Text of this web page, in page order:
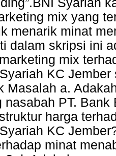
Syariah
mix yang
menarik minat
dalam skripsi ini
mix
KC
Masalah a.
nasabah PT.
harga
KC
minat